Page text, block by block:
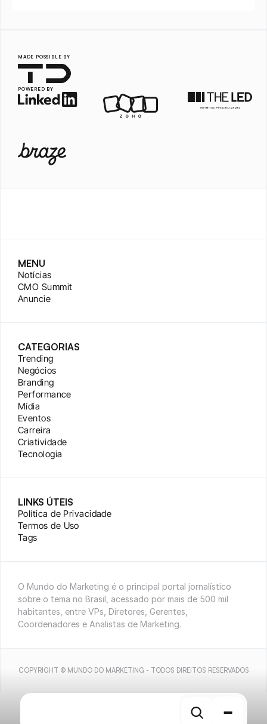
MADE POSSIBLE BY
POWERED BY
MENU
Notícias
CMO Summit
Anuncie
CATEGORIAS
Trending
Negócios
Branding
Performance
Mídia
Eventos
Carreira
Criatividade
Tecnologia
LINKS ÚTEIS
Política de Privacidade
Termos de Uso
Tags
O Mundo do Marketing é o principal portal jornalístico
sobre o tema no Brasil, acessado por mais de 500 mil
habitantes, entre VPs, Diretores, Gerentes,
Coordenadores e Analistas de Marketing.
COPYRIGHT © MUNDO DO MARKETING - TODOS DIREITOS RESERVADOS